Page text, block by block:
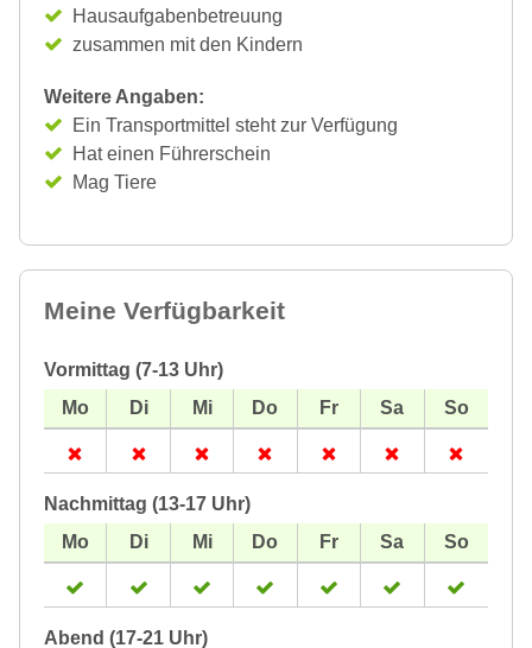
Hausaufgabenbetreuung
zusammen mit den Kindern
Weitere Angaben:
Ein Transportmittel steht zur Verfügung
Hat einen Führerschein
Mag Tiere
Meine Verfügbarkeit
Vormittag (7-13 Uhr)
Nachmittag (13-17 Uhr)
Abend (17-21 Uhr)